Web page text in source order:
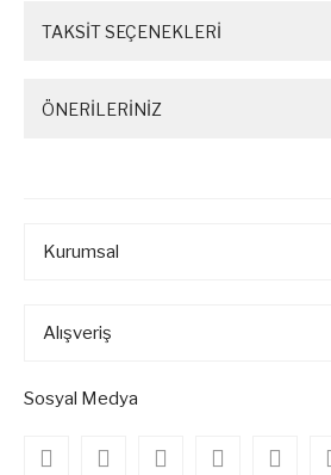
TAKSİT SEÇENEKLERİ
ÖNERİLERİNİZ
Kurumsal
Alışveriş
Sosyal Medya